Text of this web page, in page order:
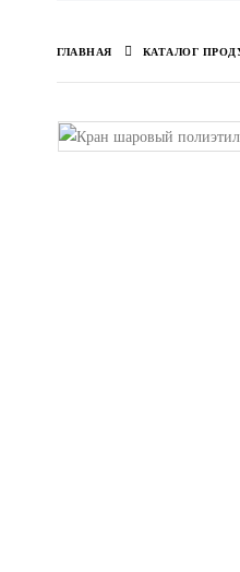
ГЛАВНАЯ КАТАЛОГ